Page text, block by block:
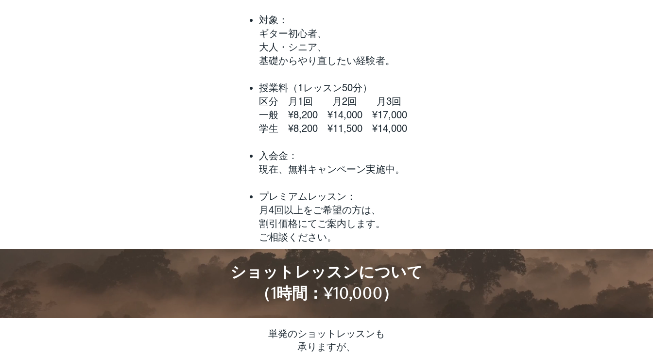
対象：
ギター初心者、
大人・シニア、
基礎からやり直したい経験者。
授業料（1レッスン50分）
区分 月1回 月2回 月3回
一般 ¥8,200 ¥14,000 ¥17,000
学生 ¥8,200 ¥11,500 ¥14,000
入会金：
現在、無料キャンペーン実施中。
プレミアムレッスン：
月4回以上をご希望の方は、
割引価格にてご案内します。
ご相談ください。
ショットレッスンについて
（1時間：¥10,000）
単発のショットレッスンも
承りますが、